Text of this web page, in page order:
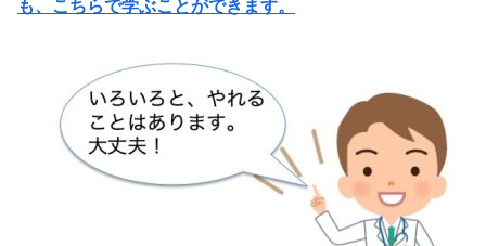
も、こちらで学ぶことができます。